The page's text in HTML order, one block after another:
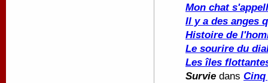
Mon chat
Il y a des anges
Histoire de
Le sourire du
Les îles
Survie dans Cinq